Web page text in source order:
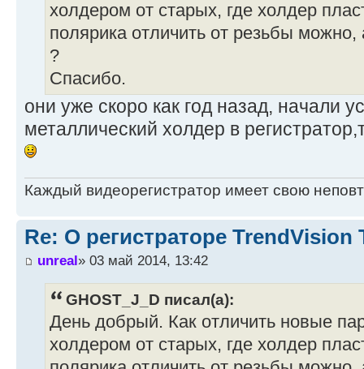
холдером от старых, где холдер
полярика отличить от резьбы
?
Спасибо.
они уже скоро как год назад, начали
металлический холдер в
Каждый видеорегистратор имеет свою
Re: О регистраторе TrendVision
unreal» 03 май 2014, 13:42
GHOST_J_D писал(а):
День добрый. Как отличить новые
холдером от старых, где холдер